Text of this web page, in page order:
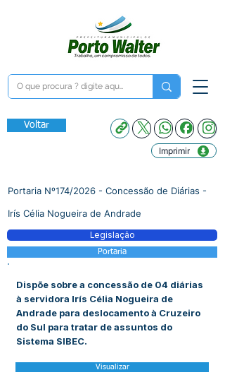
Voltar
Imprimir
Portaria Nº174/2026 - Concessão de Diárias -
Irís Célia Nogueira de Andrade
Legislação
Portaria
Dispõe sobre a concessão de 04 diárias
à servidora Irís Célia Nogueira de
Andrade para deslocamento à Cruzeiro
do Sul para tratar de assuntos do
Sistema SIBEC.
Visualizar